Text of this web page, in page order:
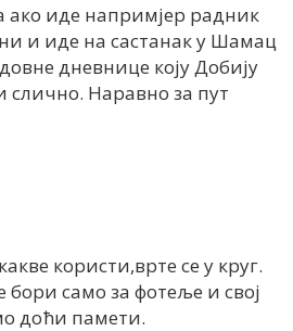
иде напримјер радник
и иде на састанак у Шамац
дневнице коју Добију
слично. Наравно за пут
користи,врте се у круг.
само за фотеље и свој
доћи памети.